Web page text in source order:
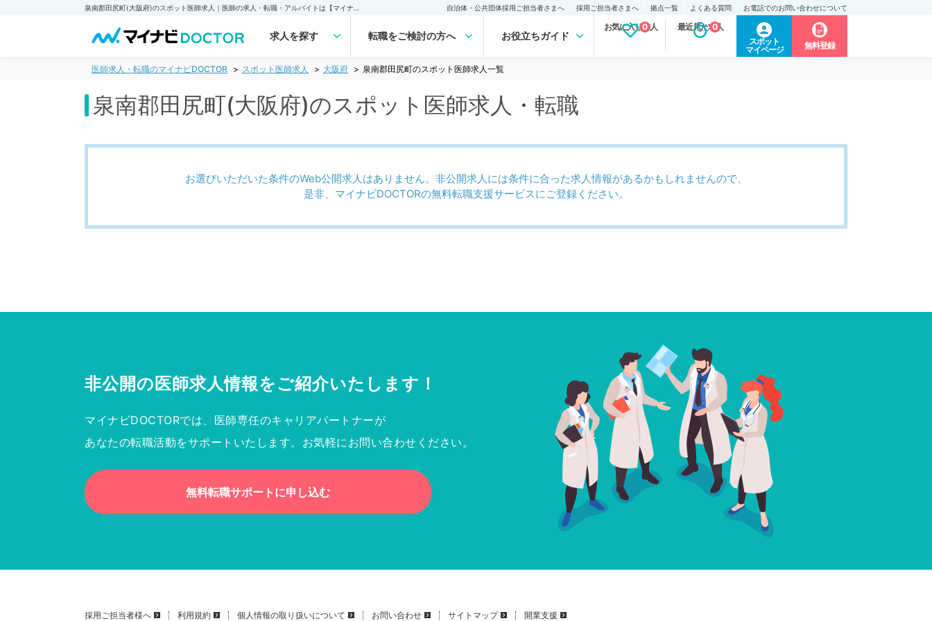
自治体・公共団体採用ご担当者さまへ 採用ご担当者さまへ 拠点一覧 よくある質問 お電話でのお問い合わせについて
求人を探す 転職をご検討の方へ お役立ちガイド
お気に入り求人
0 最近見た求人
0
スポット
マイページ
無料登録
医師求人・転職のマイナビDOCTOR スポット医師求人 大阪府 泉南郡田尻町のスポット医師求人一覧
泉南郡田尻町(大阪府)のスポット医師求人・転職
お選びいただいた条件のWeb公開求人はありません。非公開求人には条件に合った求人情報があるかもしれませんので、
是非、マイナビDOCTORの無料転職支援サービスにご登録ください。
非公開の医師求人情報をご紹介いたします！
マイナビDOCTORでは、医師専任のキャリアパートナーが
あなたの転職活動をサポートいたします。お気軽にお問い合わせください。
無料転職サポートに申し込む
採用ご担当者様へ 利用規約 個人情報の取り扱いについて お問い合わせ サイトマップ 開業支援